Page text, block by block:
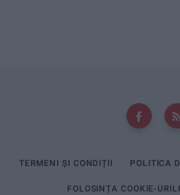
TERMENI ȘI CONDIȚII POLITICA
FOLOSINȚA COOKIE-